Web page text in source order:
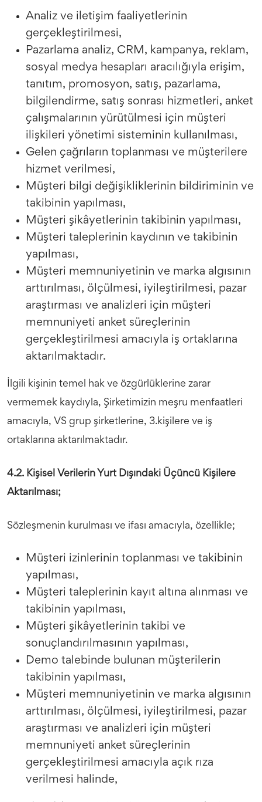
Analiz ve iletişim faaliyetlerinin
gerçekleştirilmesi,
Pazarlama analiz, CRM, kampanya, reklam,
sosyal medya hesapları aracılığıyla erişim,
tanıtım, promosyon, satış, pazarlama,
bilgilendirme, satış sonrası hizmetleri, anket
çalışmalarının yürütülmesi için müşteri
ilişkileri yönetimi sisteminin kullanılması,
Gelen çağrıların toplanması ve müşterilere
hizmet verilmesi,
Müşteri bilgi değişikliklerinin bildiriminin ve
takibinin yapılması,
Müşteri şikâyetlerinin takibinin yapılması,
Müşteri taleplerinin kaydının ve takibinin
yapılması,
Müşteri memnuniyetinin ve marka algısının
arttırılması, ölçülmesi, iyileştirilmesi, pazar
araştırması ve analizleri için müşteri
memnuniyeti anket süreçlerinin
gerçekleştirilmesi amacıyla iş ortaklarına
aktarılmaktadır.
İlgili kişinin temel hak ve özgürlüklerine zarar
vermemek kaydıyla, Şirketimizin meşru menfaatleri
amacıyla, VS grup şirketlerine, 3.kişilere ve iş
ortaklarına aktarılmaktadır.
4.2. Kişisel Verilerin Yurt Dışındaki Üçüncü Kişilere
Aktarılması;
Sözleşmenin kurulması ve ifası amacıyla, özellikle;
Müşteri izinlerinin toplanması ve takibinin
yapılması,
Müşteri taleplerinin kayıt altına alınması ve
takibinin yapılması,
Müşteri şikâyetlerinin takibi ve
sonuçlandırılmasının yapılması,
Demo talebinde bulunan müşterilerin
takibinin yapılması,
Müşteri memnuniyetinin ve marka algısının
arttırılması, ölçülmesi, iyileştirilmesi, pazar
araştırması ve analizleri için müşteri
memnuniyeti anket süreçlerinin
gerçekleştirilmesi amacıyla açık rıza
verilmesi halinde,